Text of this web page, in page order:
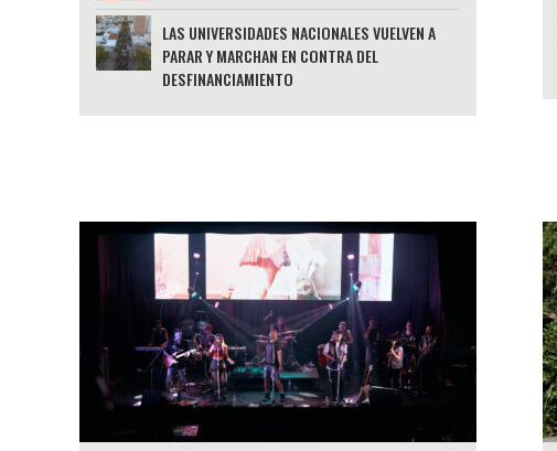
LAS UNIVERSIDADES NACIONALES VUELVEN A
PARAR Y MARCHAN EN CONTRA DEL
DESFINANCIAMIENTO